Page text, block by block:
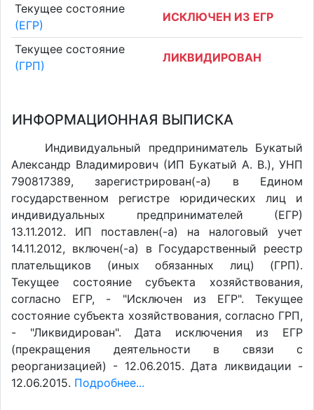
Текущее состояние
(ЕГР)
ИСКЛЮЧЕН ИЗ ЕГР
Текущее состояние
(ГРП)
ЛИКВИДИРОВАН
ИНФОРМАЦИОННАЯ ВЫПИСКА
Индивидуальный предприниматель Букатый
Александр Владимирович (ИП Букатый А. В.), УНП
790817389, зарегистрирован(-а) в Едином
государственном регистре юридических лиц и
индивидуальных предпринимателей (ЕГР)
13.11.2012. ИП поставлен(-a) на налоговый учет
14.11.2012, включен(-a) в Государственный реестр
плательщиков (иных обязанных лиц) (ГРП).
Текущее состояние субъекта хозяйствования,
согласно ЕГР, - "Исключен из ЕГР". Текущее
состояние субъекта хозяйствования, согласно ГРП,
- "Ликвидирован". Дата исключения из ЕГР
(прекращения деятельности в связи с
реорганизацией) - 12.06.2015. Дата ликвидации -
12.06.2015. Подробнее...